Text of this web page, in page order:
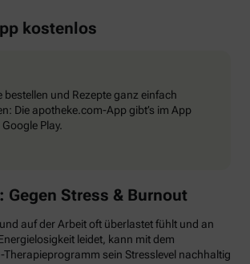
kostenlos
bestellen und Rezepte ganz einfach
Die apotheke.com-App gibt’s im App
Play.
Gegen Stress & Burnout
auf der Arbeit oft überlastet fühlt und an
leidet, kann mit dem
Therapieprogramm sein Stresslevel nachhaltig